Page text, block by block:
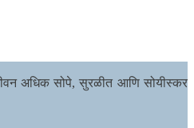
जीवन अधिक सोपे, सुरळीत आणि सोयीस्कर